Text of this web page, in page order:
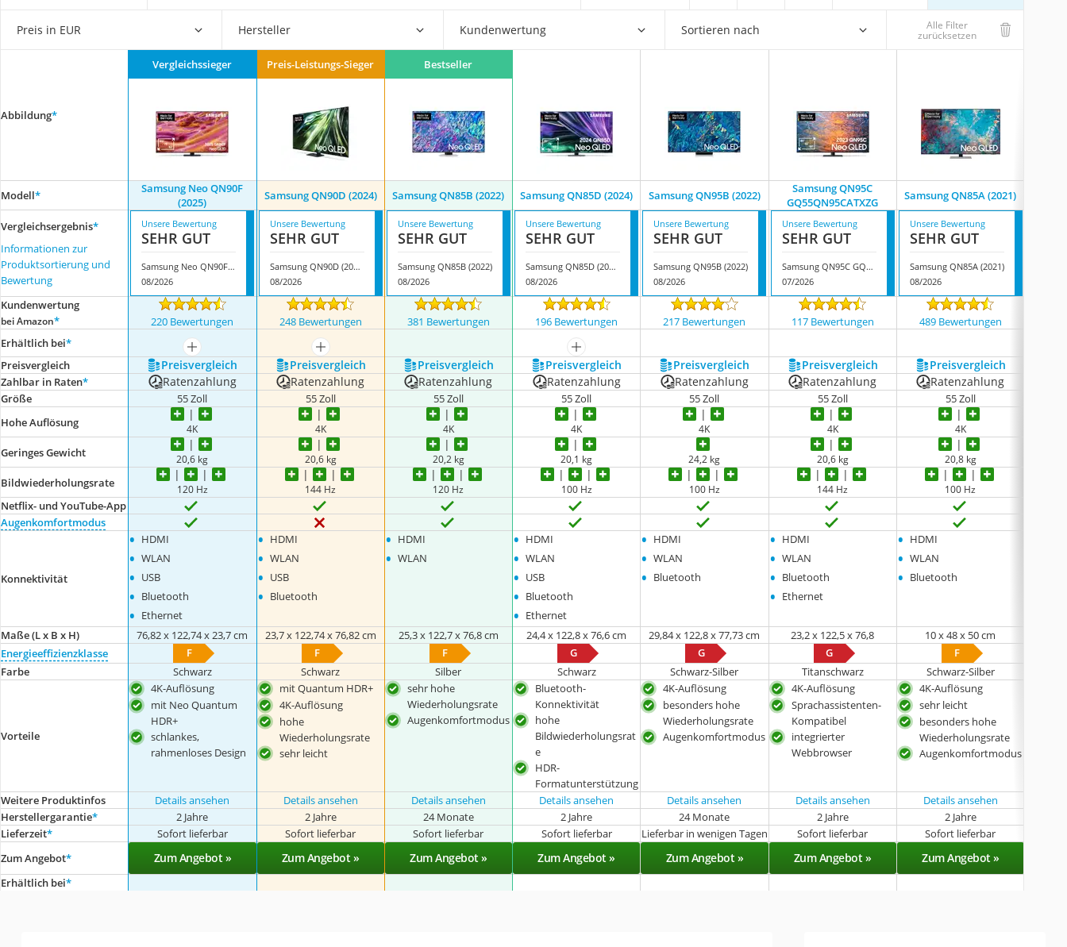
Ladekabel Typ 2 Schuko
Lichtwecker
Acer Aspire
Preis in EUR Hersteller Kundenwertung Sortieren nach Alle Filter
zurücksetzen
Abbildung*
Vergleichssieger Preis-Leistungs-Sieger Bestseller
Modell*
Samsung Neo QN90F
(2025)
Samsung QN90D (2024) Samsung QN85B (2022) Samsung QN85D (2024) Samsung QN95B (2022)
Samsung QN95C
GQ55QN95CATXZG
Samsung QN85A (2021)
Vergleichsergebnis*
Informationen zur
Produktsortierung und
Bewertung
Unsere Bewertung
SEHR GUT
Samsung Neo QN90F (2025)
08/2026
Unsere Bewertung
SEHR GUT
Samsung QN90D (2024)
08/2026
Unsere Bewertung
SEHR GUT
Samsung QN85B (2022)
08/2026
Unsere Bewertung
SEHR GUT
Samsung QN85D (2024)
08/2026
Unsere Bewertung
SEHR GUT
Samsung QN95B (2022)
08/2026
Unsere Bewertung
SEHR GUT
Samsung QN95C GQ55QN95CATXZG
07/2026
Unsere Bewertung
SEHR GUT
Samsung QN85A (2021)
08/2026
Kundenwertung
bei Amazon* 220 Bewertungen 248 Bewertungen 381 Bewertungen 196 Bewertungen 217 Bewertungen 117 Bewertungen 489 Bewertungen
Erhältlich bei*
mehr anzeigen mehr anzeigen
mehr anzeigen
Preis­vergleich
Preis­vergleich Preis­vergleich Preis­vergleich Preis­vergleich Preis­vergleich Preis­vergleich Preis­vergleich
Zahlbar in Raten* Ratenzahlung Ratenzahlung Ratenzahlung Ratenzahlung Ratenzahlung Ratenzahlung Ratenzahlung
Größe 55 Zoll 55 Zoll 55 Zoll 55 Zoll 55 Zoll 55 Zoll
55 Zoll
Hohe Auflösung
4K 4K 4K 4K 4K 4K 4K
Geringes Gewicht 20,6 kg 20,6 kg 20,2 kg 20,1 kg 24,2 kg 20,6 kg 20,8 kg
Bildwiederholungsrate 120 Hz 144 Hz 120 Hz 100 Hz 100 Hz 144 Hz 100 Hz
Netflix- und YouTube-App
Augenkomfortmodus
Konnektivität
• HDMI
• WLAN
• USB
• Bluetooth
• Ethernet
• HDMI
• WLAN
• USB
• Bluetooth
• HDMI
• WLAN
• HDMI
• WLAN
• USB
• Bluetooth
• Ethernet
• HDMI
• WLAN
• Bluetooth
• HDMI
• WLAN
• Bluetooth
• Ethernet
• HDMI
• WLAN
• Bluetooth
Maße (L x B x H) 76,82 x 122,74 x 23,7 cm 23,7 x 122,74 x 76,82 cm 25,3 x 122,7 x 76,8 cm 24,4 x 122,8 x 76,6 cm 29,84 x 122,8 x 77,73 cm 23,2 x 122,5 x 76,8 10 x 48 x 50 cm
Energieeffizienzklasse
F F F G G G
F
Farbe
Schwarz Schwarz Silber Schwarz Schwarz-Silber Titanschwarz Schwarz-Silber
Vorteile
4K-Auflösung
mit Neo Quantum
HDR+
schlankes,
rahmenloses Design
mit Quantum HDR+
4K-Auflösung
hohe
Wiederholungsrate
sehr leicht
sehr hohe
Wiederholungsrate
Augenkomfortmodus
Bluetooth-
Konnektivität
hohe
Bildwiederholungsrat
e
HDR-
Formatunterstützung
4K-Auflösung
besonders hohe
Wiederholungsrate
Augenkomfortmodus
4K-Auflösung
Sprachassistenten-
Kompatibel
integrierter
Webbrowser
4K-Auflösung
sehr leicht
besonders hohe
Wiederholungsrate
Augenkomfortmodus
Weitere Produktinfos Details ansehen Details ansehen Details ansehen Details ansehen Details ansehen Details ansehen Details ansehen
Herstellergarantie* 2 Jahre 2 Jahre 24 Monate 2 Jahre 24 Monate 2 Jahre 2 Jahre
Lieferzeit* Sofort lieferbar Sofort lieferbar Sofort lieferbar Sofort lieferbar Lieferbar in wenigen Tagen Sofort lieferbar Sofort lieferbar
Zum Angebot* Zum Angebot » Zum Angebot » Zum Angebot » Zum Angebot » Zum Angebot » Zum Angebot » Zum Angebot »
Erhältlich bei*